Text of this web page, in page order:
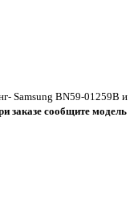
Samsung BN59-01259B и
заказе сообщите модель